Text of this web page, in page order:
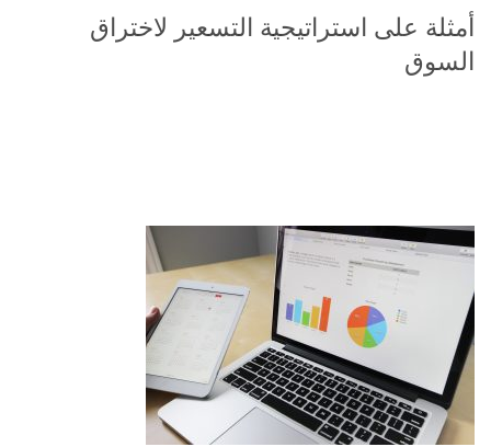
أمثلة على استراتيجية التسعير لاختراق
السوق